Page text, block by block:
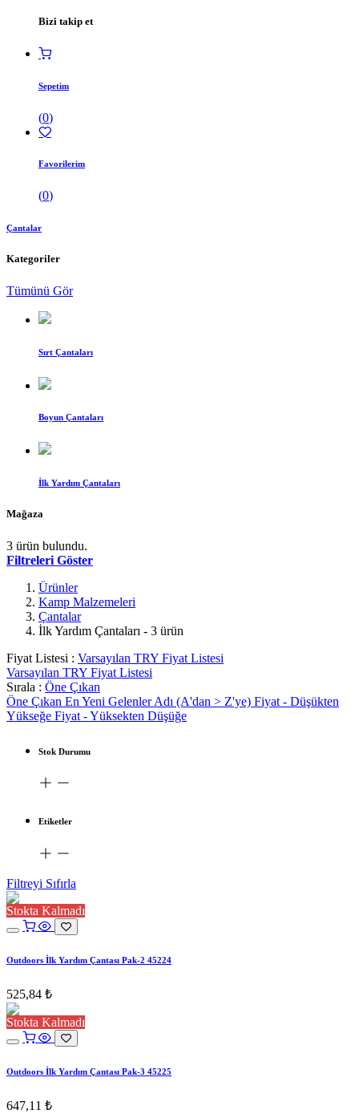
Bizi takip et
Sepetim
(0)
Favorilerim
(0)
Çantalar
Kategoriler
Tümünü Gör
Sırt Çantaları
Boyun Çantaları
İlk Yardım Çantaları
Mağaza
3 ürün bulundu.
Filtreleri Göster
Ürünler
Kamp Malzemeleri
Çantalar
İlk Yardım Çantaları - 3 ürün
Fiyat Listesi : Varsayılan TRY Fiyat Listesi
Varsayılan TRY Fiyat Listesi
Sırala : Öne Çıkan
Öne Çıkan En Yeni Gelenler Adı (A'dan > Z'ye) Fiyat - Düşükten
Yükseğe Fiyat - Yüksekten Düşüğe
Stok Durumu
Etiketler
Filtreyi Sıfırla
Stokta Kalmadı
Outdoors İlk Yardım Çantası Pak-2 45224
525,84 ₺
Stokta Kalmadı
Outdoors İlk Yardım Çantası Pak-3 45225
647,11 ₺